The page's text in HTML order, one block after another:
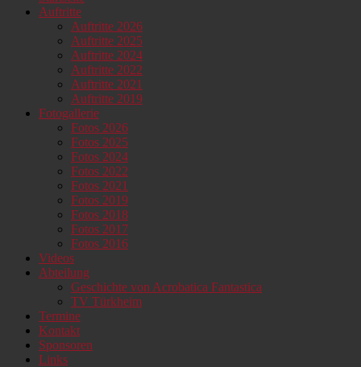
Menü
Inhalt
Auftritte
Auftritte 2026
Auftritte 2025
Auftritte 2024
Auftritte 2022
Auftritte 2021
Auftritte 2019
Fotogallerie
Fotos 2026
Fotos 2025
Fotos 2024
Fotos 2022
Fotos 2021
Fotos 2019
Fotos 2018
Fotos 2017
Fotos 2016
Videos
Abteilung
Geschichte von Acrobatica Fantastica
TV Türkheim
Termine
Kontakt
Sponsoren
Links